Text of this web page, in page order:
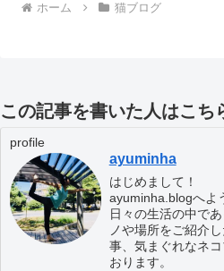
ホーム 猫ブログ
この記事を書いた人はこち
profile
ayuminha
はじめまして！
ayuminha.blogへよ
日々の生活の中で
ノや場所をご紹介
事、気まぐれなネ
おります。